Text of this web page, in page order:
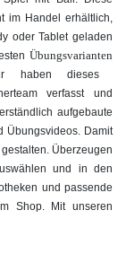
im Handel erhältlich,
oder Tablet geladen
Übungsvarianten
haben dieses
verfasst und
aufgebaute
Übungsvideos. Damit
Überzeugen
und in den
und passende
Shop. Mit unseren